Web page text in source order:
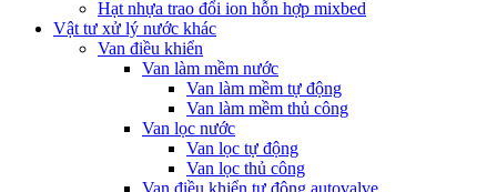
Hạt nhựa trao đổi ion hỗn hợp mixbed
Vật tư xử lý nước khác
Van điều khiển
Van làm mềm nước
Van làm mềm tự động
Van làm mềm thủ công
Van lọc nước
Van lọc tự động
Van lọc thủ công
Van điều khiển tự động autovalve